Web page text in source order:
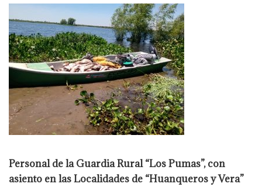
Personal de la Guardia Rural “Los Pumas”, con
asiento en las Localidades de “Huanqueros y Vera”